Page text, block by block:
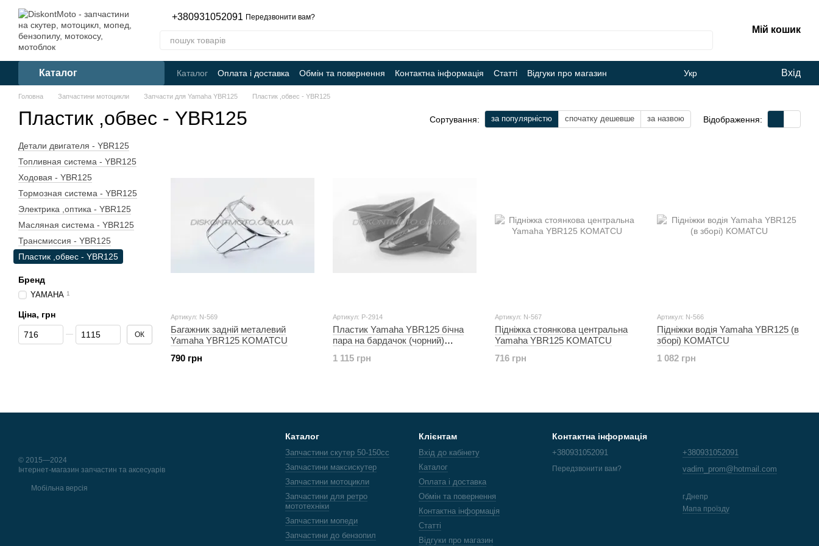
Перейти до основного контенту
+380931052091 Передзвонити вам?
Мій кошик
Каталог Каталог Оплата і доставка Обмін та повернення Контактна інформація Статті Відгуки про магазин Укр Вхід
Головна Запчастини мотоцикли Запчасти для Yamaha YBR125 Пластик ,обвес - YBR125
Пластик ,обвес - YBR125 Сортування: за популярністю спочатку дешевше за назвою Відображення:
Артикул: N-569
Багажник задній металевий
Yamaha YBR125 KOMATCU
790 грн
Артикул: P-2914
Пластик Yamaha YBR125 бічна
пара на бардачок (чорний)
1 115 грн
Артикул: N-567
Підніжка стоянкова центральна
Yamaha YBR125 KOMATCU
716 грн
Артикул: N-566
Підніжки водія Yamaha YBR125 (в
зборі) KOMATCU
1 082 грн
Детали двигателя - YBR125
Топливная система - YBR125
Ходовая - YBR125
Тормозная система - YBR125
Электрика ,оптика - YBR125
Масляная система - YBR125
Трансмиссия - YBR125
Пластик ,обвес - YBR125
Бренд
YAMAHA 1
Ціна, грн
Від Ціна, грн
До Ціна, грн ОК
© 2015—2024
Інтернет-магазин запчастин та аксесуарів
Мобільна версія
Каталог
Запчастини скутер 50-150cc
Запчастини максискутер
Запчастини мотоцикли
Запчастини для ретро
мототехніки
Запчастини мопеди
Запчастини до бензопил
Клієнтам
Вхід до кабінету
Каталог
Оплата і доставка
Обмін та повернення
Контактна інформація
Статті
Відгуки про магазин
Контактна інформація
+380931052091
Передзвонити вам?
+380931052091
vadim_prom@hotmail.com
г.Днепр
Мапа проїзду